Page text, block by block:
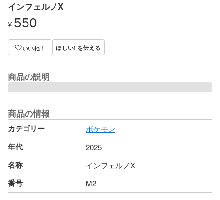
インフェルノX
¥ 550
いいね！ ほしい! を伝える
商品の説明
商品の情報
カテゴリー ポケモン
年代 2025
名称 インフェルノX
番号 M2